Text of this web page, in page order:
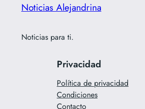
Noticias Alejandrina
Noticias para ti.
Privacidad
Política de privacidad
Condiciones
Contacto